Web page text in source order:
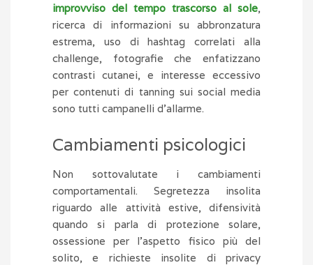
improvviso del tempo trascorso al sole,
ricerca di informazioni su abbronzatura
estrema, uso di hashtag correlati alla
challenge, fotografie che enfatizzano
contrasti cutanei, e interesse eccessivo
per contenuti di tanning sui social media
sono tutti campanelli d’allarme.
Cambiamenti psicologici
Non sottovalutate i cambiamenti
comportamentali. Segretezza insolita
riguardo alle attività estive, difensività
quando si parla di protezione solare,
ossessione per l’aspetto fisico più del
solito, e richieste insolite di privacy